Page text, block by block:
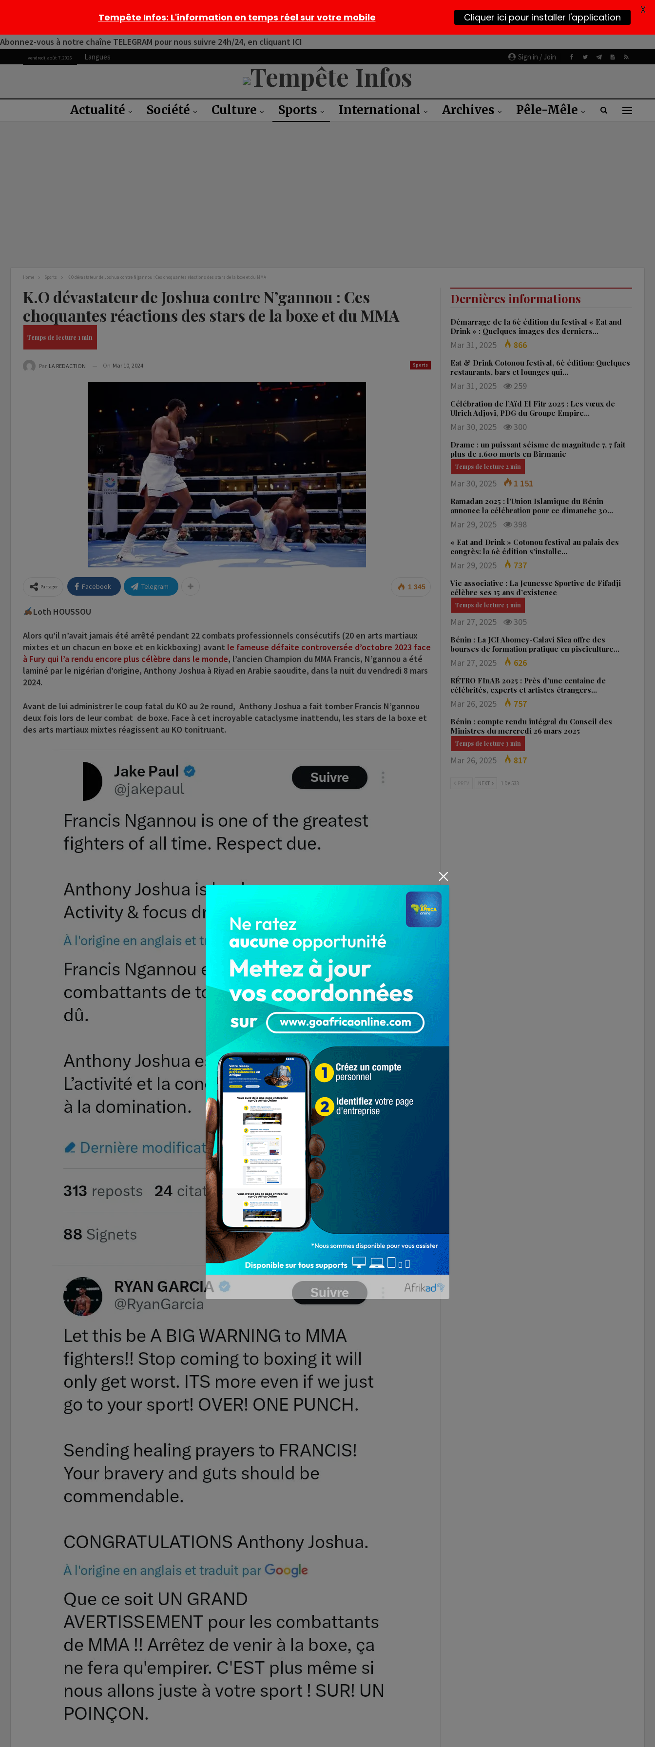
Abonnez-vous à notre chaîne TELEGRAM pour nous suivre 24h/24, en cliquant ICI
Sign in / Join
vendredi, août 7, 2026 Langues
Actualité Société Culture Sports International Archives Pêle-Mêle
Home Sports K.O dévastateur de Joshua contre N’gannou : Ces choquantes réactions des stars de la boxe et du MMA
K.O dévastateur de Joshua contre N’gannou : Ces
choquantes réactions des stars de la boxe et du MMA
Sports
Par LA REDACTION On Mar 10, 2024
1 345
Partager Facebook Telegram
Loth HOUSSOU
Alors qu’il n’avait jamais été arrêté pendant 22 combats professionnels consécutifs (20 en arts martiaux
mixtes et un chacun en boxe et en kickboxing) avant le fameuse défaite controversée d’octobre 2023 face
à Fury qui l’a rendu encore plus célèbre dans le monde, l’ancien Champion du MMA Francis, N’gannou a été
laminé par le nigérian d’origine, Anthony Joshua à Riyad en Arabie saoudite, dans la nuit du vendredi 8 mars
2024.
Avant de lui administrer le coup fatal du KO au 2e round, Anthony Joshua a fait tomber Francis N’gannou
deux fois lors de leur combat de boxe. Face à cet incroyable cataclysme inattendu, les stars de la boxe et
des arts martiaux mixtes réagissent au KO tonitruant.
Dernières informations
Démarrage de la 6è édition du festival « Eat and
Drink » : Quelques images des derniers…
Mar 31, 2025 866
Eat & Drink Cotonou festival, 6è édition: Quelques
restaurants, bars et lounges qui…
Mar 31, 2025 259
Célébration de l’Aïd El Fitr 2025 : Les vœux de
Ulrich Adjovi, PDG du Groupe Empire…
Mar 30, 2025 300
Drame : un puissant séisme de magnitude 7, 7 fait
plus de 1.600 morts en Birmanie
Mar 30, 2025 1 151
Ramadan 2025 : l’Union Islamique du Bénin
annonce la célébration pour ce dimanche 30…
Mar 29, 2025 398
« Eat and Drink » Cotonou festival au palais des
congrès: la 6è édition s’installe…
Mar 29, 2025 737
Vie associative : La Jeunesse Sportive de Fifadji
célèbre ses 15 ans d’existence
Mar 27, 2025 305
Bénin : La JCI Abomey-Calavi Sica offre des
bourses de formation pratique en pisciculture…
Mar 27, 2025 626
RÉTRO FInAB 2025 : Près d’une centaine de
célébrités, experts et artistes étrangers…
Mar 26, 2025 757
Bénin : compte rendu intégral du Conseil des
Ministres du mercredi 26 mars 2025
Mar 26, 2025 817
NEXT 1 De 533
Tempête Infos: L'information en temps réel sur votre mobile Cliquer ici pour installer l'application
X